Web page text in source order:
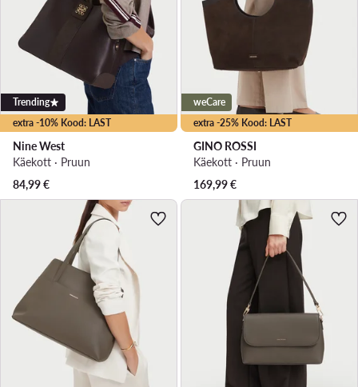
extra -10% Kood: LAST
Trending
Nine West
Käekott · Pruun
84,99€
extra -25% Kood: LAST
weCare
GINO ROSSI
Käekott · Pruun
169,99€